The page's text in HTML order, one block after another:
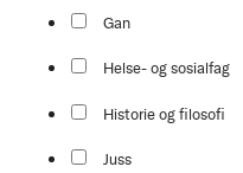
Gan
Helse- og sosialfag
Historie og filosofi
Juss